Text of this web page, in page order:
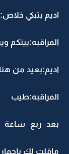
اديم بتبكي
المراقبه:بيتكم
اديم:بعيد من هنا
المراقبه:طيب
بعد ربع ساعة